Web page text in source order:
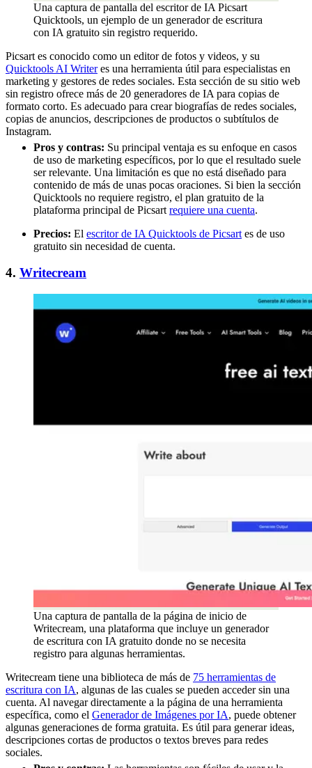
Una captura de pantalla del escritor de IA Picsart
Quicktools, un ejemplo de un generador de escritura
con IA gratuito sin registro requerido.
Picsart es conocido como un editor de fotos y videos, y su
Quicktools AI Writeres una herramienta útil para especialistas en
marketing y gestores de redes sociales. Esta sección de su sitio web
sin registro ofrece más de 20 generadores de IA para copias de
formato corto. Es adecuado para crear biografías de redes sociales,
copias de anuncios, descripciones de productos o subtítulos de
Instagram.
Pros y contras: Su principal ventaja es su enfoque en casos
de uso de marketing específicos, por lo que el resultado suele
ser relevante. Una limitación es que no está diseñado para
contenido de más de unas pocas oraciones. Si bien la sección
Quicktools no requiere registro, el plan gratuito de la
plataforma principal de Picsart requiere una cuenta.
Precios: El escritor de IA Quicktools de Picsart es de uso
gratuito sin necesidad de cuenta.
4. Writecream
Una captura de pantalla de la página de inicio de
Writecream, una plataforma que incluye un generador
de escritura con IA gratuito donde no se necesita
registro para algunas herramientas.
Writecream tiene una biblioteca de más de 75 herramientas de
escritura con IA, algunas de las cuales se pueden acceder sin una
cuenta. Al navegar directamente a la página de una herramienta
específica, como el Generador de Imágenes por IA, puede obtener
algunas generaciones de forma gratuita. Es útil para generar ideas,
descripciones cortas de productos o textos breves para redes
sociales.